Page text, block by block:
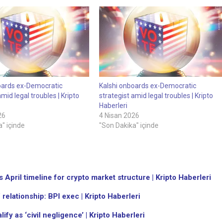
ex-Democratic
legal troubles | Kripto
içinde
Kalshi onboards ex-Democratic
strategist amid legal troubles | Kripto
Haberleri
4 Nisan 2026
"Son Dakika" içinde
April timeline for crypto market structure | Kripto Haberleri
relationship: BPI exec | Kripto Haberleri
as ‘civil negligence’ | Kripto Haberleri